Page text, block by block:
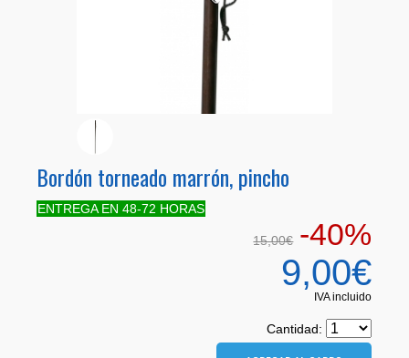
Bordón torneado marrón, pincho
ENTREGA EN 48-72 HORAS
15,00€ -40%
9,00€
IVA incluido
Cantidad: